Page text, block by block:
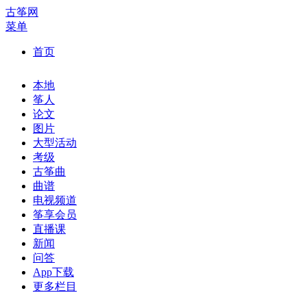
古筝网
菜单
首页
本地
筝人
论文
图片
大型活动
考级
古筝曲
曲谱
电视频道
筝享会员
直播课
新闻
问答
App下载
更多栏目